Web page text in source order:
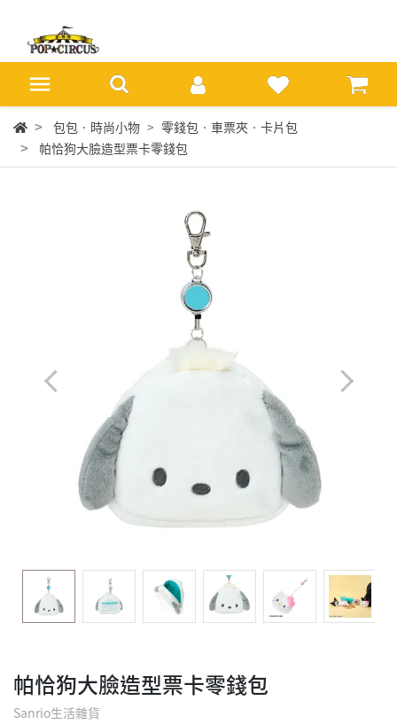
包包‧時尚小物
零錢包‧車票夾‧卡片包
帕恰狗大臉造型票卡零錢包
帕恰狗大臉造型票卡零錢包
Sanrio生活雜貨